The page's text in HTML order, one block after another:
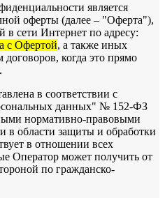
является
оферты (далее – "Оферта"),
сети Интернет по адресу:
с Офертой, а также иных
когда это прямо
в соответствии с
данных" № 152-ФЗ
нормативно-правовыми
в области защиты и обработки
в отношении всех
Оператор может получить от
по гражданско-